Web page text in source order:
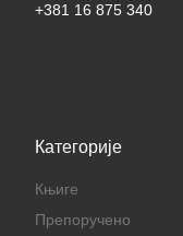
+381 16 875 340
Категорије
Књиге
Препоручено